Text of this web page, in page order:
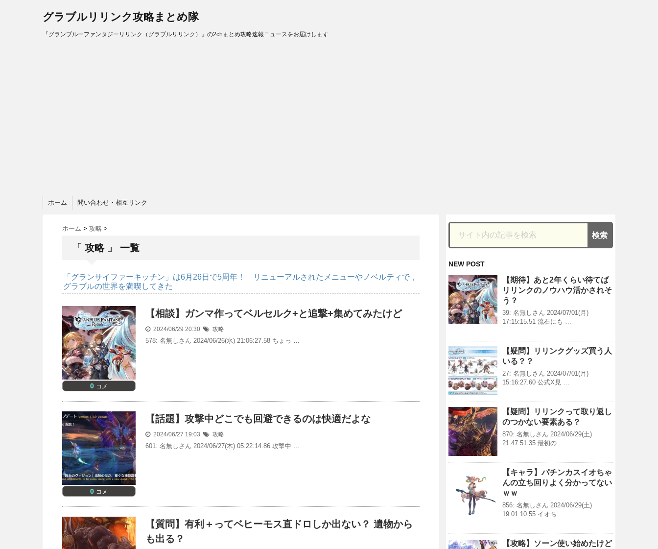
グラブルリリンク攻略まとめ隊
『グランブルーファンタジーリリンク（グラブルリリンク）』の2chまとめ攻略速報ニュースをお届けします
ホーム 問い合わせ・相互リンク
ホーム > 攻略 >
「 攻略 」 一覧
「グランサイファーキッチン」は6月26日で5周年！ リニューアルされたメニューやノベルティで，
グラブルの世界を満喫してきた
0 コメ
【相談】ガンマ作ってベルセルク+と追撃+集めてみたけど
2024/06/29 20:30 攻略
578: 名無しさん 2024/06/26(水) 21:06:27.58 ちょっ …
0 コメ
【話題】攻撃中どこでも回避できるのは快適だよな
2024/06/27 19:03 攻略
601: 名無しさん 2024/06/27(木) 05:22:14.86 攻撃中 …
【質問】有利＋ってベヒーモス直ドロしか出ない？ 遺物から
も出る？
NEW POST
【期待】あと2年くらい待てば
リリンクのノウハウ活かされそ
う？
39: 名無しさん 2024/07/01(月)
17:15:15.51 流石にも …
【疑問】リリンクグッズ買う人
いる？？
27: 名無しさん 2024/07/01(月)
15:16:27.60 公式X見 …
【疑問】リリンクって取り返し
のつかない要素ある？
870: 名無しさん 2024/06/29(土)
21:47:51.35 最初の …
【キャラ】パチンカスイオちゃ
んの立ち回りよく分かってない
ｗｗ
856: 名無しさん 2024/06/29(土)
19:01:10.55 イオち …
【攻略】ソーン使い始めたけど